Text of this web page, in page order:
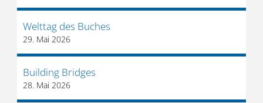
Welttag des Buches
29. Mai 2026
Building Bridges
28. Mai 2026